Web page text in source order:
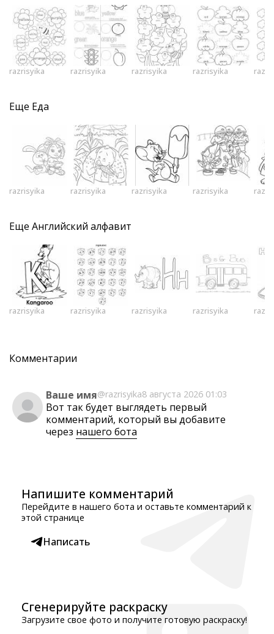
razrisyika razrisyika razrisyika razrisyika
Еще Еда
razrisyika razrisyika razrisyika razrisyika
Еще Английский алфавит
razrisyika razrisyika razrisyika razrisyika
Комментарии
Ваше имя@razrisyika8 августа 2026 01:03
Вот так будет выглядеть первый
комментарий, который вы добавите
через нашего бота
Напишите комментарий
Перейдите в нашего бота и оставьте комментарий к
этой странице
Написать
Сгенерируйте раскраску
Загрузите свое фото и получите готовую раскраску!